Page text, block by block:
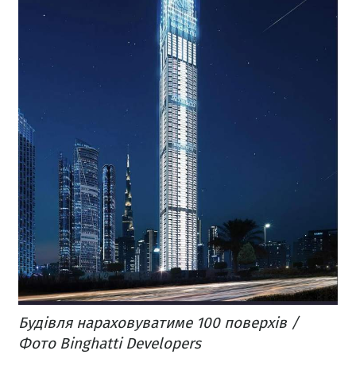
Будівля нараховуватиме 100 поверхів /
Фото Binghatti Developers